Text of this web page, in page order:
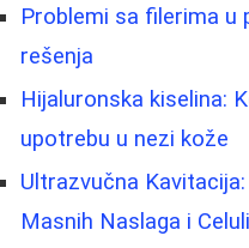
Problemi sa filerima u
rešenja
Hijaluronska kiselina:
upotrebu u nezi kože
Ultrazvučna
Masnih Naslaga i